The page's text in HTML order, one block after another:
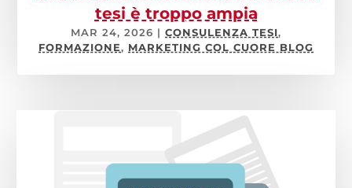
tesi è troppo ampia
MAR 24, 2026 | CONSULENZA TESI,
FORMAZIONE, MARKETING COL CUORE BLOG